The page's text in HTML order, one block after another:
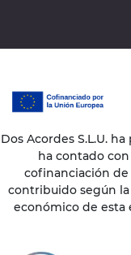
Dos Acordes S.L.U.
ha contado con
cofinanciación de
contribuido según
económico de esta